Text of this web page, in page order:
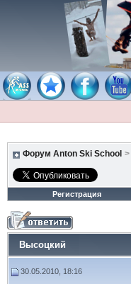
Форум Anton Ski School >
Регистрация
Высоцкий
30.05.2010, 18:16